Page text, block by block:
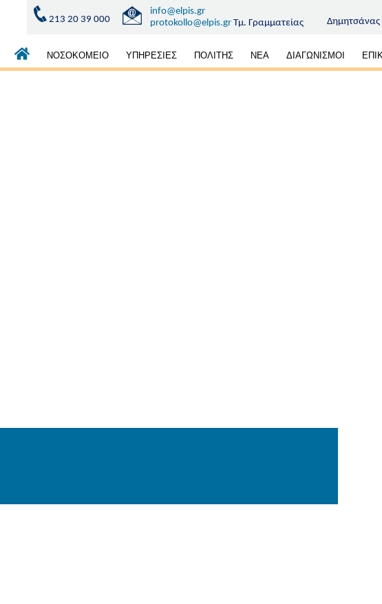
213 20 39 000
info@elpis.gr
protokollo@elpis.gr Τμ. Γραμματείας
Κεντρική
πλοήγηση
ΝΟΣΟΚΟΜΕΙΟ ΥΠΗΡΕΣΙΕΣ ΠΟΛΙΤΗΣ ΝΕΑ ΔΙΑΓΩΝΙΣΜΟΙ